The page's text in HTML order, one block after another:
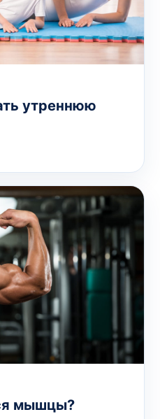
утреннюю
мышцы?